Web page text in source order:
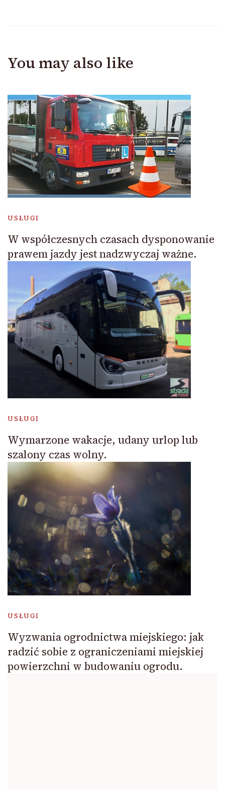
You may also like
USŁUGI
W współczesnych czasach dysponowanie
prawem jazdy jest nadzwyczaj ważne.
USŁUGI
Wymarzone wakacje, udany urlop lub
szalony czas wolny.
USŁUGI
Wyzwania ogrodnictwa miejskiego: jak
radzić sobie z ograniczeniami miejskiej
powierzchni w budowaniu ogrodu.